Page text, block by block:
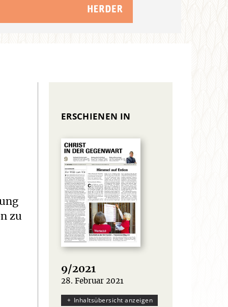
zu
ERSCHIENEN IN
9/2021
:
28. Februar 2021
Inhaltsübersicht anzeigen